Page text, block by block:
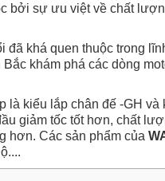
bởi sự ưu việt về chất
đã khá quen thuộc trong
khám phá các dòng
kiểu lắp chân đế -GH
giảm tốc tốt hơn, chất
hơn. Các sản phẩm của